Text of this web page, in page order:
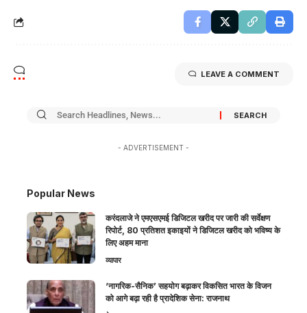
LEAVE A COMMENT
- ADVERTISEMENT -
Popular News
करंदलाजे ने एमएसएमई डिजिटल खरीद पर जारी की सर्वेक्षण
रिपोर्ट, 80 प्रतिशत इकाइयों ने डिजिटल खरीद को भविष्य के
लिए अहम माना
व्यापार
‘नागरिक-सैनिक’ सहयोग बढ़ाकर विकसित भारत के विजन
को आगे बढ़ा रही है प्रादेशिक सेना: राजनाथ